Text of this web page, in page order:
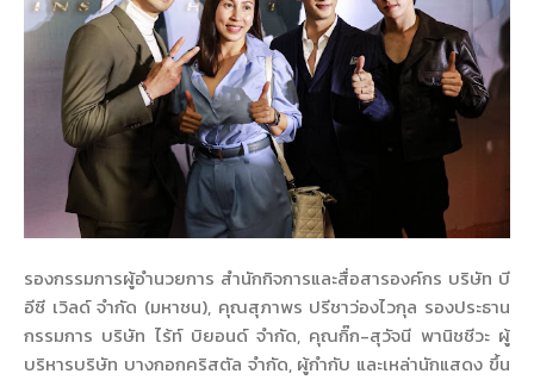
รองกรรมการผู้อำนวยการ สำนักกิจการและสื่อสารองค์กร บริษัท บี
อีซี เวิลด์ จำกัด (มหาชน), คุณสุภาพร ปรีชาว่องไวกุล รองประธาน
กรรมการ บริษัท ไร้ท์ บิยอนด์ จำกัด, คุณกิ๊ก-สุวัจนี พานิชชีวะ ผู้
บริหารบริษัท บางกอกคริสตัล จำกัด, ผู้กำกับ และเหล่านักแสดง ขึ้น